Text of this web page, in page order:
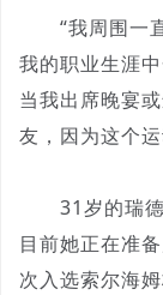
“我周围一直
我的职业生涯
当我出席晚宴
友，因为这个
31岁的瑞德
目前她正在准
次入选索尔海姆